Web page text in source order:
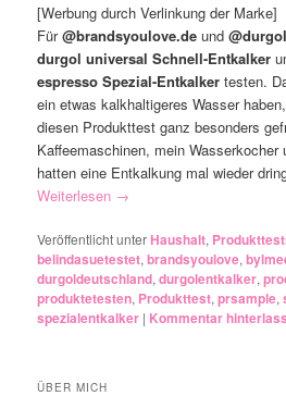
[Werbung durch Verlinkung der Marke]
Für@brandsyoulove.de und
durgol universal Schnell-Entkalker
espresso Spezial-Entkalker testen.
ein etwas kalkhaltigeres Wasser
diesen Produkttest ganz besonders
Kaffeemaschinen, mein Wasserkocher
hatten eine Entkalkung mal wieder
Weiterlesen →
Veröffentlicht unterHaushalt,
belindasuetestet,brandsyoulove,
durgoldeutschland,durgolentkalker,
produktetesten, Produkttest,prsample,
spezialentkalker | Kommentar
ÜBER MICH